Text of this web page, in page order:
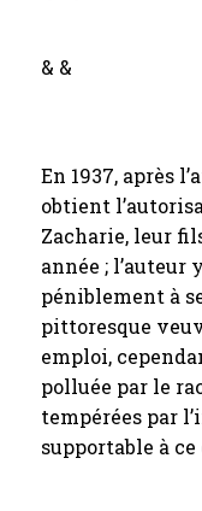
& &
En 1937, après
obtient
Zacharie, leur
année ;
péniblement à
pittoresque
emploi,
polluée par le
tempérées par
supportable à